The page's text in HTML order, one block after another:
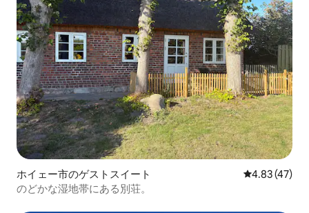
ホイェー市のゲストスイート レビュー47
4.83 (47)
のどかな湿地帯にある別荘。